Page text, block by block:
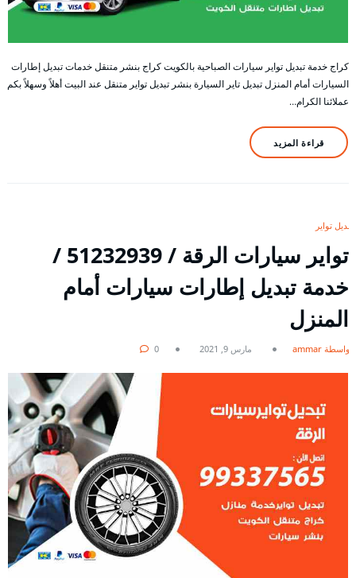
كراج خدمة تبديل تواير سيارات الصباحية بالكويت كراج بنشر متنقل خدمات تبديل إطارات
السيارات أمام المنزل تبديل تاير السيارة بنشر تبديل تواير متنقل عند البيت أهلاً وسهلاً بكم
عملائنا الكرام…
قراءة المزيد
تبديل تواير
تواير سيارات الرقة / 51232939‬ /
خدمة تبديل إطارات سيارات أمام
المنزل
بواسطة ammar مارس 9, 2021 0